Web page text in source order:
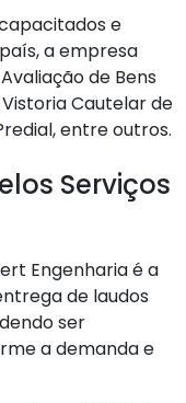
e
a empresa
de Bens
Cautelar de
entre outros.
Serviços
Engenharia é a
de laudos
ser
a demanda e